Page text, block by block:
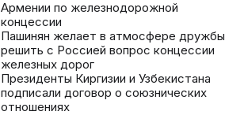
Армении по железнодорожной
концессии
Пашинян желает в атмосфере дружбы
решить с Россией вопрос концессии
железных дорог
Президенты Киргизии и Узбекистана
подписали договор о союзнических
отношениях